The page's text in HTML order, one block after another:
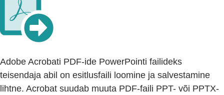
Adobe Acrobati PDF-ide PowerPointi failideks
teisendaja abil on esitlusfaili loomine ja salvestamine
lihtne. Acrobat suudab muuta PDF-faili PPT- või PPTX-